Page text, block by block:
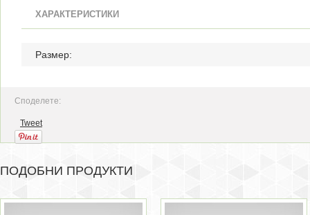
ХАРАКТЕРИСТИКИ
Размер:
Споделете:
Tweet
ПОДОБНИ ПРОДУКТИ